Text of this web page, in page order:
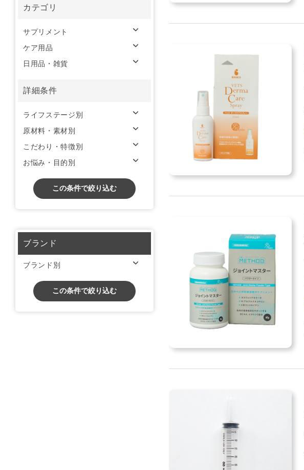
カテゴリ
サプリメント
ケア用品
日用品・雑貨
詳細条件
ライフステージ別
原材料・素材別
こだわり・特徴別
お悩み・目的別
この条件で絞り込む
ブランド
ブランド別
この条件で絞り込む